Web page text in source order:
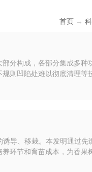
首页 →
分构成，各部分集成多种
则凹陷处难以彻底清理等
明够大幅度降低人工去皮
诱导、移栽。本发明通过先
环节和育苗成本，为香果
养过程中苗矮小、生长慢